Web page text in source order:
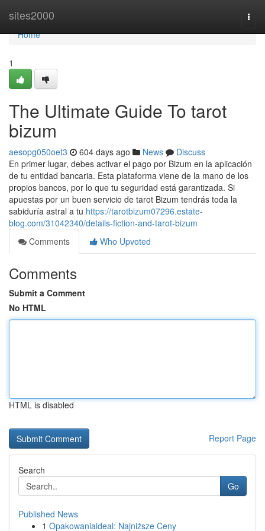
sites2000
Home
Home
1
The Ultimate Guide To tarot
bizum
aesopg050oet3 604 days ago News
Discuss
En primer lugar, debes activar el pago por Bizum en la aplicación
de tu entidad bancaria. Esta plataforma viene de la mano de los
propios bancos, por lo que tu seguridad está garantizada. Si
apuestas por un buen servicio de tarot Bizum tendrás toda la
sabiduría astral a tu https://tarotbizum07296.estate-
blog.com/31042340/details-fiction-and-tarot-bizum
Comments
Who Upvoted
Comments
Submit a Comment
No HTML
HTML is disabled
Report Page
Search
Go
Published News
1 Opakowaniaideal: Najniższe Ceny